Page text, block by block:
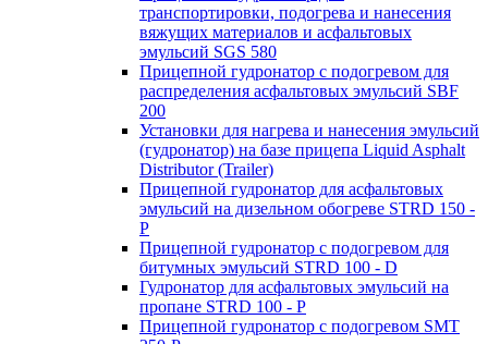
транспортировки, подогрева и нанесения
вяжущих материалов и асфальтовых
эмульсий SGS 580
Прицепной гудронатор с подогревом для
распределения асфальтовых эмульсий SBF
200
Установки для нагрева и нанесения эмульсий
(гудронатор) на базе прицепа Liquid Asphalt
Distributor (Trailer)
Прицепной гудронатор для асфальтовых
эмульсий на дизельном обогреве STRD 150 -
Р
Прицепной гудронатор с подогревом для
битумных эмульсий STRD 100 - D
Гудронатор для асфальтовых эмульсий на
пропане STRD 100 - P
Прицепной гудронатор с подогревом SMT